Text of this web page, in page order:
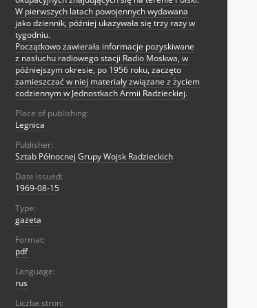
W pierwszych latach powojennych wydawana
jako dziennik, później ukazywała się trzy razy w
tygodniu.
Początkowo zawierała informacje pozyskiwane
z nasłuchu radiowego stacji Radio Moskwa, w
późniejszym okresie, po 1956 roku, zaczęto
zamieszczać w niej materiały związane z życiem
codziennym w Jednostkach Armii Radzieckiej.
Place of publishing:
Legnica
Publisher:
Sztab Północnej Grupy Wojsk Radzieckich
Date issued:
1969-08-15
Type:
gazeta
Format:
pdf
Language:
rus
Liczba stron: